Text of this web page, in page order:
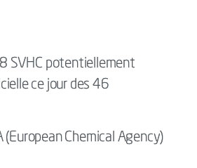
SVHC potentiellement
ce jour des 46
Chemical Agency)